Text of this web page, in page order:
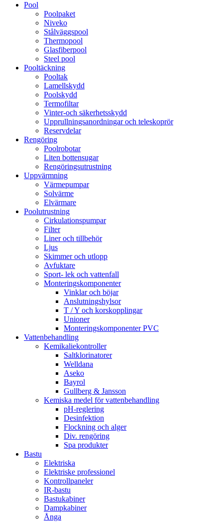
Pool
Poolpaket
Niveko
Stålväggspool
Thermopool
Glasfiberpool
Steel pool
Pooltäckning
Pooltak
Lamellskydd
Poolskydd
Termofiltar
Vinter-och säkerhetsskydd
Upprullningsanordningar och teleskoprör
Reservdelar
Rengöring
Poolrobotar
Liten bottensugar
Rengöringsutrustning
Uppvärmning
Värmepumpar
Solvärme
Elvärmare
Poolutrustning
Cirkulationspumpar
Filter
Liner och tillbehör
Ljus
Skimmer och utlopp
Avfuktare
Sport- lek och vattenfall
Monteringskomponenter
Vinklar och böjar
Anslutningshylsor
T / Y och korskopplingar
Unioner
Monteringskomponenter PVC
Vattenbehandling
Kemikaliekontroller
Saltklorinatorer
Welldana
Aseko
Bayrol
Gullberg & Jansson
Kemiska medel för vattenbehandling
pH-reglering
Desinfektion
Flockning och alger
Div. rengöring
Spa produkter
Bastu
Elektriska
Elektriske professionel
Kontrollpaneler
IR-bastu
Bastukabiner
Dampkabiner
Ånga